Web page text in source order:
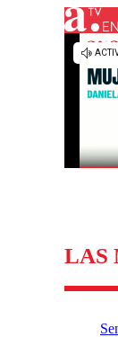
LAS